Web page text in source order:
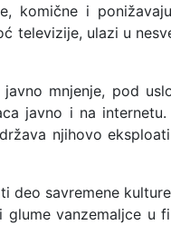
komične i
televizije, ulazi u
mnjenje, pod
javno i na
njihovo
deo savremene
vanzemaljce u